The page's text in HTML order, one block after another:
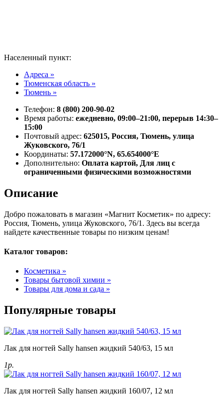
Населенный пункт:
Адреса »
Тюменская область »
Тюмень »
Телефон: 8 (800) 200-90-02
Время работы: ежедневно, 09:00–21:00, перерыв 14:30–
15:00
Почтовый адрес: 625015, Россия, Тюмень, улица
Жуковского, 76/1
Координаты: 57.172000°N, 65.654000°E
Дополнительно: Оплата картой, Для лиц с
ограниченными физическими возможностями
Описание
Добро пожаловать в магазин «Магнит Косметик» по адресу:
Россия, Тюмень, улица Жуковского, 76/1. Здесь вы всегда
найдете качественные товары по низким ценам!
Каталог товаров:
Косметика »
Товары бытовой химии »
Товары для дома и сада »
Популярные товары
Лак для ногтей Sally hansen жидкий 540/63, 15 мл
1р.
Лак для ногтей Sally hansen жидкий 160/07, 12 мл